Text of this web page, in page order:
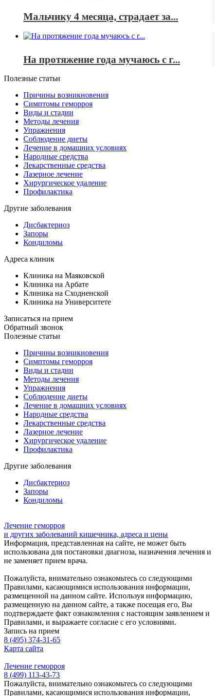
Мальчику 4 месяца, страдает за...
На протяжение года мучаюсь с г...
Полезные статьи
Причины возникновения
Симптомы геморроя
Виды и стадии
Методы лечения
Упражнения
Соблюдение диеты
Лечение в домашних условиях
Народные средства
Лекарственные средства
Лазерное лечение
Хирургическое удаление
Профилактика
Другие заболевания
Дисбактериоз
Запоры
Кондиломы
Адреса клиник
Клиника на Маяковской
Клиника на Арбате
Клиника на Сходненской
Клиника на Университете
Записаться на прием
Обратный звонок
Полезные статьи
Причины возникновения
Симптомы геморроя
Виды и стадии
Методы лечения
Упражнения
Соблюдение диеты
Лечение в домашних условиях
Народные средства
Лекарственные средства
Лазерное лечение
Хирургическое удаление
Профилактика
Другие заболевания
Дисбактериоз
Запоры
Кондиломы
Лечение геморроя
и других заболеваний кишечника, адреса и цены
Информация, представленная на сайте, не может быть
использована для постановки диагноза, назначения лечения и
не заменяет прием врача.
Пожалуйста, внимательно ознакомьтесь со следующими
Правилами, касающимися использования информации,
размещенной на данном сайте. Используя информацию,
размещенную на данном сайте, а также посещая его, Вы
подтверждаете факт ознакомления с настоящим заявлением и
Правилами, и выражаете согласие с его условиями.
Запись на прием
8 (495) 374-31-65
Карта сайта
Лечение геморроя
8 (499) 113-43-73
Пожалуйста, внимательно ознакомьтесь со следующими
Правилами, касающимися использования информации,